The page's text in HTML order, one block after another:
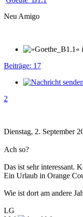
Neu Amigo
Beiträge: 17
2
Dienstag, 2. September
Ach so?
Das ist sehr interessant.
Ein Urlaub in Orange
Wie ist dort am andere
LG